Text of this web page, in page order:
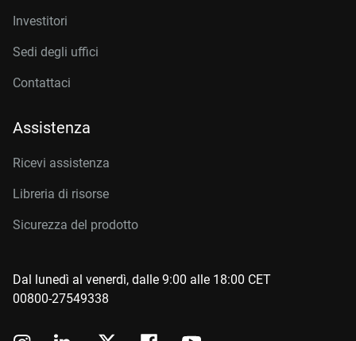
Investitori
Sedi degli uffici
Contattaci
Assistenza
Ricevi assistenza
Libreria di risorse
Sicurezza del prodotto
Dal lunedì al venerdì, dalle 9:00 alle 18:00 CET
00800-27549338